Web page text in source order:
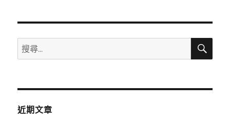
搜
尋
鍵
搜
近期文章